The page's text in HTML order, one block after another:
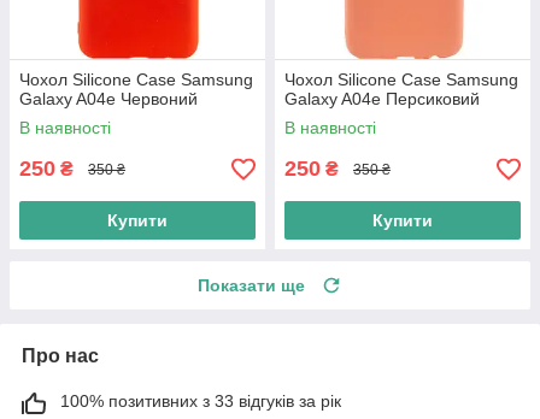
Чохол Silicone Case Samsung
Galaxy A04e Червоний
В наявності
250 ₴ 350 ₴
Купити
Чохол Silicone Case Samsung
Galaxy A04e Персиковий
В наявності
250 ₴ 350 ₴
Купити
Показати ще
Про нас
100% позитивних з 33 відгуків за рік